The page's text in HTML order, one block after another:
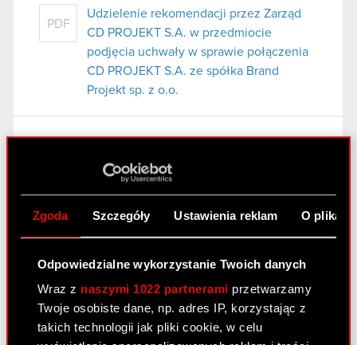
Zgoda Szczegóły Ustawienia reklam O
Odpowiedzialne wykorzystanie Twoich danych
Wraz z naszymi 1022 partnerami przetwarzamy
Twoje osobiste dane, np. adres IP, korzystając z
takich technologii jak pliki cookie, w celu
PDF
Udzielenie rekomendacji przez Zarząd
CD PROJEKT S.A. w przedmiocie
podjęcia uchwały w sprawie połączenia
CD PROJEKT S.A. ze spółka Brand
Projekt sp. z o.o.
13 listopada 2015
PDF
o zamiarze połączenia.
6 listopada 2015
PDF
Projekt zmiany uchwały